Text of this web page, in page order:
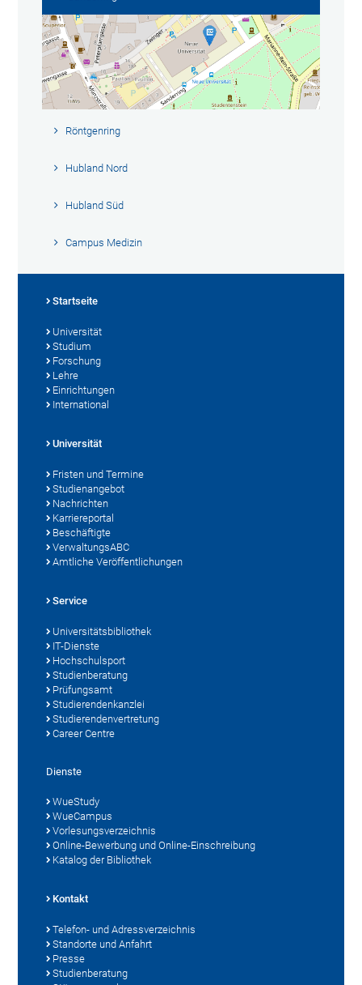
Röntgenring
Hubland Nord
Hubland Süd
Campus Medizin
Startseite
Universität
Studium
Forschung
Lehre
Einrichtungen
International
Universität
Fristen und Termine
Studienangebot
Nachrichten
Karriereportal
Beschäftigte
VerwaltungsABC
Amtliche Veröffentlichungen
Service
Universitätsbibliothek
IT-Dienste
Hochschulsport
Studienberatung
Prüfungsamt
Studierendenkanzlei
Studierendenvertretung
Career Centre
Dienste
WueStudy
WueCampus
Vorlesungsverzeichnis
Online-Bewerbung und Online-Einschreibung
Katalog der Bibliothek
Kontakt
Telefon- und Adressverzeichnis
Standorte und Anfahrt
Presse
Studienberatung